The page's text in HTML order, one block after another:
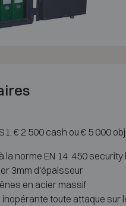
€ 2 500 cash ou € 5 000
la norme EN 14 450 security
3mm d'épaisseur
en acier massif
toute attaque sur